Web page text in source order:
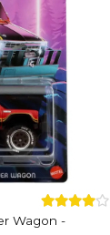
Wagon -